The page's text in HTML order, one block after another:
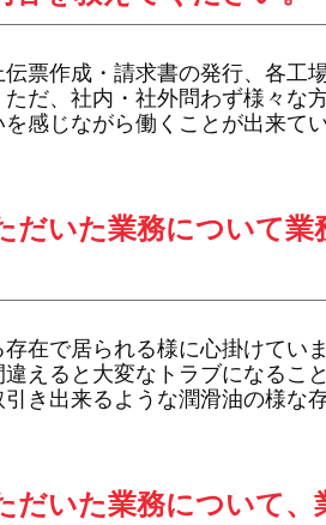
票作成・請求書の発行、各工
だ、社内・社外問わず様々な
感じながら働くことが出来てい
だいた業務について
在で居られる様に心掛けてい
えると大変なトラブになるこ
き出来るような潤滑油の様な
だいた業務について、